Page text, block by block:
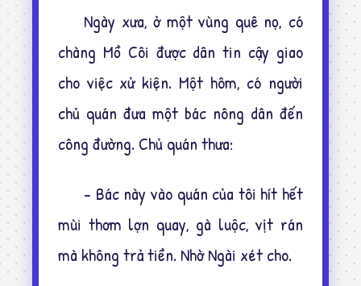
Ngày xưa, ở một vùng quê nọ, có
chàng Mồ Côi được dân tin cậy giao
cho việc xử kiện. Một hôm, có người
chủ quán đưa một bác nông dân đến
công đường. Chủ quán thưa:
- Bác này vào quán của tôi hít hết
mùi thơm lợn quay, gà luộc, vịt rán
mà không trả tiền. Nhờ Ngài xét cho.